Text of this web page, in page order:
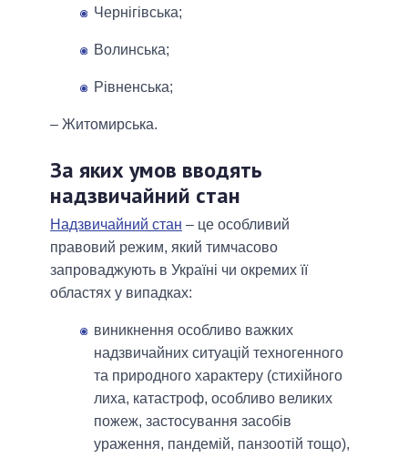
Чернігівська;
Волинська;
Рівненська;
– Житомирська.
За яких умов вводять
надзвичайний стан
Надзвичайний стан – це особливий
правовий режим, який тимчасово
запроваджують в Україні чи окремих її
областях у випадках:
виникнення особливо важких
надзвичайних ситуацій техногенного
та природного характеру (стихійного
лиха, катастроф, особливо великих
пожеж, застосування засобів
ураження, пандемій, панзоотій тощо),